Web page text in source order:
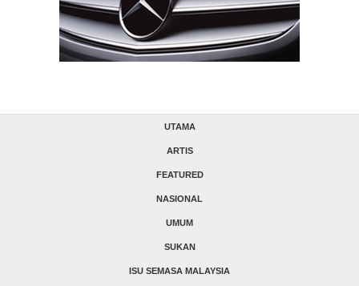
UTAMA
ARTIS
FEATURED
NASIONAL
UMUM
SUKAN
ISU SEMASA MALAYSIA